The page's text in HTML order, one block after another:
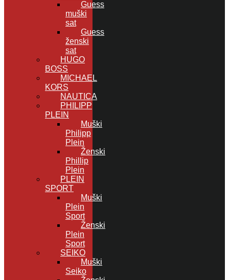
Guess
muški
sat
Guess
ženski
sat
HUGO
BOSS
MICHAEL
KORS
NAUTICA
PHILIPP
PLEIN
Muški
Philipp
Plein
Ženski
Phillip
Plein
PLEIN
SPORT
Muški
Plein
Sport
Ženski
Plein
Sport
SEIKO
Muški
Seiko